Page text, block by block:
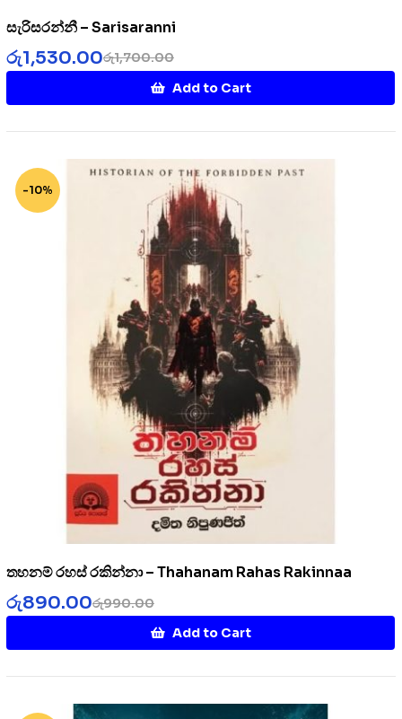
සැරිසරන්නී – Sarisaranni
රු1,700.00
රු1,530.00
Add to Cart
-10%
තහනම් රහස් රකින්නා – Thahanam Rahas Rakinnaa
රු990.00
රු890.00
Add to Cart